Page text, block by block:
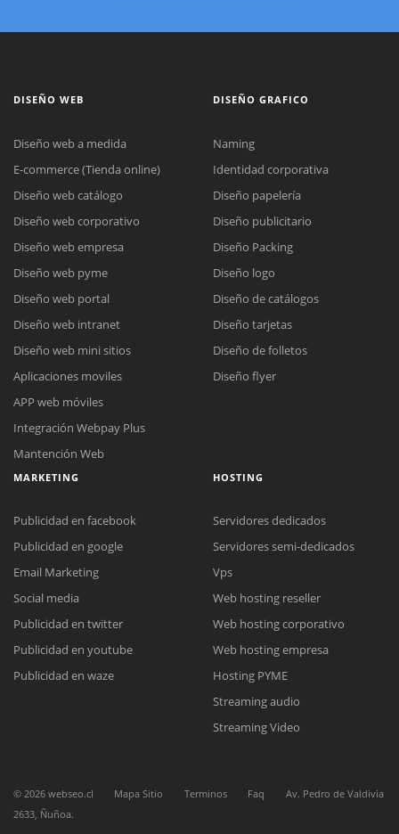
Reunión online
Nuestros ejecutivos le enviarán un correo electrónico con el enlace a
Meet para la reunión online.
Cotización
Todos nuestros ejecutivos están fuera de línea. Complete el formulario
DISEÑO WEB
Diseño web a medida
E-commerce (Tienda online)
Diseño web catálogo
Diseño web corporativo
Diseño web empresa
Diseño web pyme
Diseño web portal
Diseño web intranet
Diseño web mini sitios
Aplicaciones moviles
APP web móviles
Integración Webpay Plus
Mantención Web
DISEÑO GRAFICO
Naming
Identidad corporativa
Diseño papelería
Diseño publicitario
Diseño Packing
Diseño logo
Diseño de catálogos
Diseño tarjetas
Diseño de folletos
Diseño flyer
MARKETING
Publicidad en facebook
Publicidad en google
Email Marketing
Social media
Publicidad en twitter
Publicidad en youtube
Publicidad en waze
HOSTING
Servidores dedicados
Servidores semi-dedicados
Vps
Web hosting reseller
Web hosting corporativo
Web hosting empresa
Hosting PYME
Streaming audio
Streaming Video
© 2026 webseo.cl Mapa Sitio Terminos Faq
Av. Pedro de Valdivia
2633, Ñuñoa.